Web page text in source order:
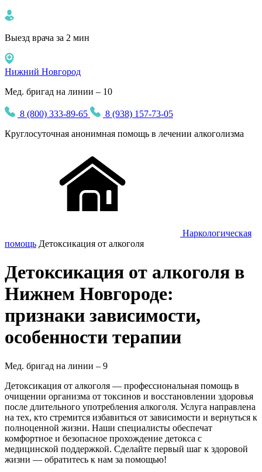
Выезд врача за 2 мин
Нижний Новгород
Мед. бригад на линии – 10
8 (800) 333-89-65
8 (938) 157-73-05
Круглосуточная анонимная помощь в лечении алкоголизма
Наркологическая
помощь Детоксикация от алкоголя
Детоксикация от алкоголя в
Нижнем Новгороде:
признаки зависимости,
особенности терапии
Мед. бригад на линии – 9
Детоксикация от алкоголя — профессиональная помощь в
очищении организма от токсинов и восстановлении здоровья
после длительного употребления алкоголя. Услуга направлена
на тех, кто стремится избавиться от зависимости и вернуться к
полноценной жизни. Наши специалисты обеспечат
комфортное и безопасное прохождение детокса с
медицинской поддержкой. Сделайте первый шаг к здоровой
жизни — обратитесь к нам за помощью!